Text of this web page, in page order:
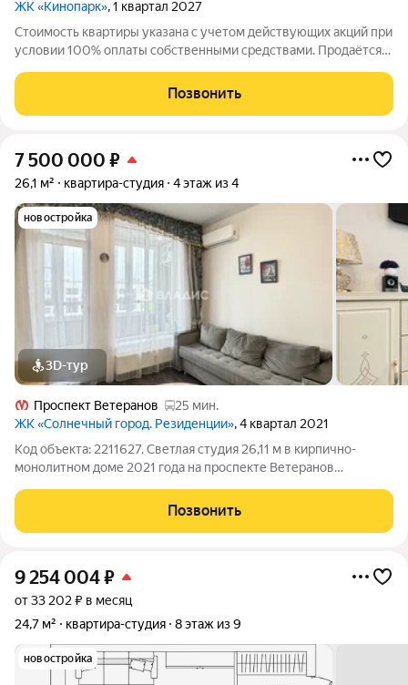
ЖК «Кинопарк», 1 квартал 2027
Стоимость квартиры указана с учетом действующих акций при
условии 100% оплаты собственными средствами. Продаётся
«РСТИ» (Росстройинвест). Квартира находится в 9 этажном
доме, в Очередь 1, Корпус 1
Позвонить
7 500 000 ₽
26,1 м² квартира-студия 4 этаж из 4
новостройка
3D-тур
Проспект Ветеранов
25 мин.
ЖК «Солнечный город. Резиденции», 4 квартал 2021
Код объекта: 2211627. Светлая студия 26,11 м в кирпично-
монолитном доме 2021 года на проспекте Ветеранов
сразу заехать и жить. Продуманная планировка (20 м жилая +
6,11 м кухня) дарит ощущение
Позвонить
9 254 004₽
от 33 202 ₽ в месяц
24,7 м²
квартира-студия 8 этаж из 9
новостройка